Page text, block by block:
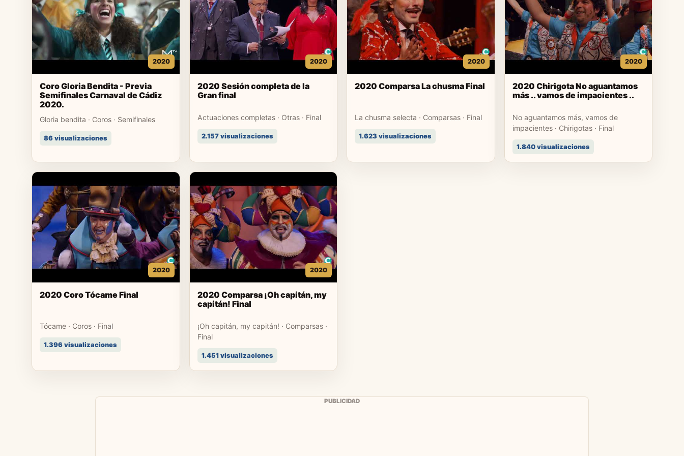
2020
Coro Gloria Bendita - Previa
Semifinales Carnaval de Cádiz
2020.
Gloria bendita · Coros · Semifinales
86 visualizaciones
2020
2020 Sesión completa de la
Gran final
Actuaciones completas · Otras · Final
2.157 visualizaciones
2020
2020 Comparsa La chusma Final
La chusma selecta · Comparsas · Final
1.623 visualizaciones
2020
2020 Chirigota No aguantamos
más .. vamos de impacientes ..
No aguantamos más, vamos de
impacientes · Chirigotas · Final
1.840 visualizaciones
2020
2020 Coro Tócame Final
Tócame · Coros · Final
1.396 visualizaciones
2020
2020 Comparsa ¡Oh capitán, my
capitán! Final
¡Oh capitán, my capitán! · Comparsas ·
Final
1.451 visualizaciones
PUBLICIDAD